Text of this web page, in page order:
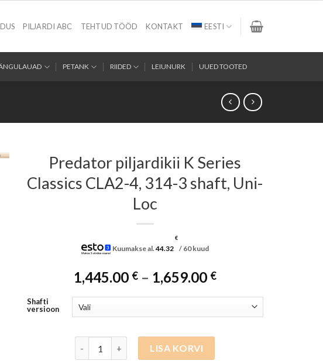
PILJARDI ABC TEHTUD TÖÖD KONTAKT EESTI
PETANK RIIDED LEIUNURK UUED TOOTED
Predator piljardikii K Series
Classics CLA2-4, 314-3 shaft, Uni-
Loc
Kuumakse al.44.32
€
/ 60 kuud
1,445.00 € – 1,659.00 €Hinnavahemik:
1,659.00 €
Shafti
versioon
LISA KORVI